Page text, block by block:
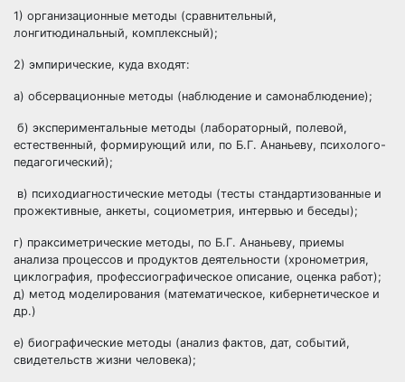
1) организационные методы (сравнительный,
лонгитюдинальный, комплексный);
2) эмпирические, куда входят:
а) обсервационные методы (наблюдение и самонаблюдение);
б) экспериментальные методы (лабораторный, полевой,
естественный, формирующий или, по Б.Г. Ананьеву, психолого-
педагогический);
в) психодиагностические методы (тесты стандартизованные и
прожективные, анкеты, социометрия, интервью и беседы);
г) праксиметрические методы, по Б.Г. Ананьеву, приемы
анализа процессов и продуктов деятельности (хронометрия,
циклография, профессиографическое описание, оценка работ);
д) метод моделирования (математическое, кибернетическое и
др.)
е) биографические методы (анализ фактов, дат, событий,
свидетельств жизни человека);